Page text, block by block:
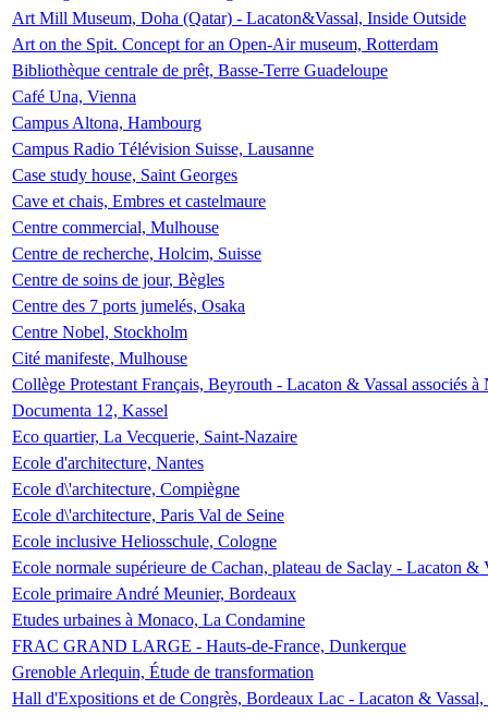
Art Mill Museum, Doha (Qatar) - Lacaton&Vassal, Inside Outside
Art on the Spit. Concept for an Open-Air museum, Rotterdam
Bibliothèque centrale de prêt, Basse-Terre Guadeloupe
Café Una, Vienna
Campus Altona, Hambourg
Campus Radio Télévision Suisse, Lausanne
Case study house, Saint Georges
Cave et chais, Embres et castelmaure
Centre commercial, Mulhouse
Centre de recherche, Holcim, Suisse
Centre de soins de jour, Bègles
Centre des 7 ports jumelés, Osaka
Centre Nobel, Stockholm
Cité manifeste, Mulhouse
Collège Protestant Français, Beyrouth - Lacaton & Vassal associés
Documenta 12, Kassel
Eco quartier, La Vecquerie, Saint-Nazaire
Ecole d'architecture, Nantes
Ecole d\'architecture, Compiègne
Ecole d\'architecture, Paris Val de Seine
Ecole inclusive Heliosschule, Cologne
Ecole normale supérieure de Cachan, plateau de Saclay - Lacaton &
Ecole primaire André Meunier, Bordeaux
Etudes urbaines à Monaco, La Condamine
FRAC GRAND LARGE - Hauts-de-France, Dunkerque
Grenoble Arlequin, Étude de transformation
Hall d'Expositions et de Congrès, Bordeaux Lac - Lacaton &